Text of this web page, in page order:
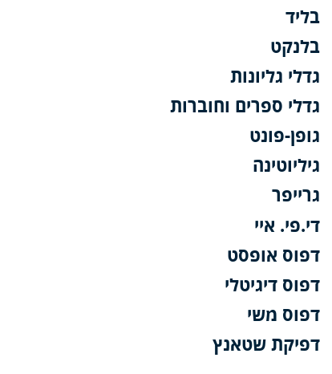
בליד
בלנקט
גדלי גליונות
גדלי ספרים וחוברות
גופן-פונט
גיליוטינה
גרייפר
די.פי. איי
דפוס אופסט
דפוס דיגיטלי
דפוס משי
דפיקת שטאנץ